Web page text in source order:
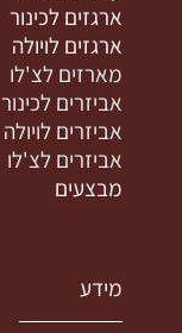
ארגזים לכינור
ארגזים לויולה
מארזים לצ'לו
אביזרים לכינור
אביזרים לויולה
אביזרים לצ'לו
מבצעים
מידע